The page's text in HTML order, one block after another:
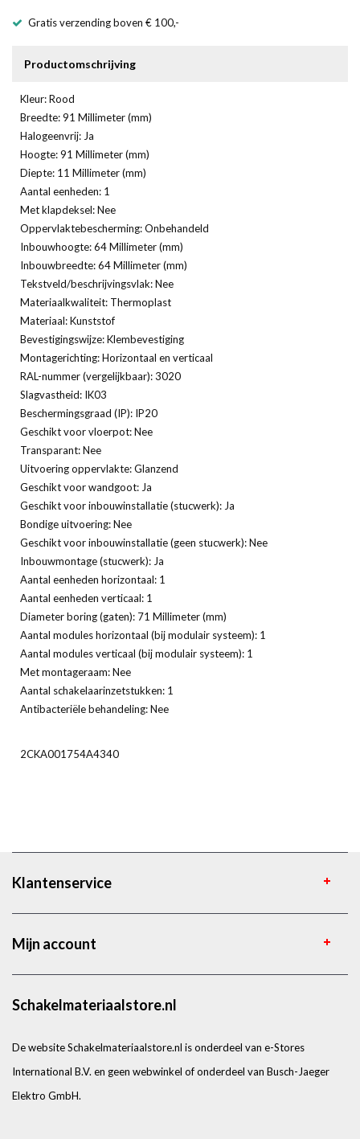
Gratis verzending boven € 100,-
Productomschrijving
Kleur: Rood
Breedte: 91 Millimeter (mm)
Halogeenvrij: Ja
Hoogte: 91 Millimeter (mm)
Diepte: 11 Millimeter (mm)
Aantal eenheden: 1
Met klapdeksel: Nee
Oppervlaktebescherming: Onbehandeld
Inbouwhoogte: 64 Millimeter (mm)
Inbouwbreedte: 64 Millimeter (mm)
Tekstveld/beschrijvingsvlak: Nee
Materiaalkwaliteit: Thermoplast
Materiaal: Kunststof
Bevestigingswijze: Klembevestiging
Montagerichting: Horizontaal en verticaal
RAL-nummer (vergelijkbaar): 3020
Slagvastheid: IK03
Beschermingsgraad (IP): IP20
Geschikt voor vloerpot: Nee
Transparant: Nee
Uitvoering oppervlakte: Glanzend
Geschikt voor wandgoot: Ja
Geschikt voor inbouwinstallatie (stucwerk): Ja
Bondige uitvoering: Nee
Geschikt voor inbouwinstallatie (geen stucwerk): Nee
Inbouwmontage (stucwerk): Ja
Aantal eenheden horizontaal: 1
Aantal eenheden verticaal: 1
Diameter boring (gaten): 71 Millimeter (mm)
Aantal modules horizontaal (bij modulair systeem): 1
Aantal modules verticaal (bij modulair systeem): 1
Met montageraam: Nee
Aantal schakelaarinzetstukken: 1
Antibacteriële behandeling: Nee
2CKA001754A4340
Klantenservice
Mijn account
Schakelmateriaalstore.nl
De website Schakelmateriaalstore.nl is onderdeel van e-Stores
International B.V. en geen webwinkel of onderdeel van Busch-Jaeger
Elektro GmbH.